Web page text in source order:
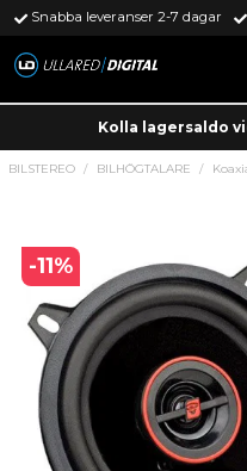
Snabba leveranser 2-7 dagar
Kolla lagersaldo
BILSTEREO BILHÖGTALARE
-11%